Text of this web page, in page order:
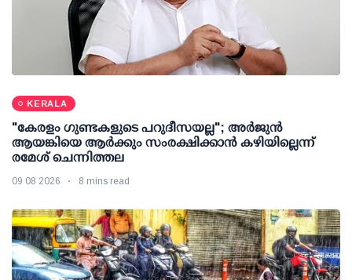
KERALA
"കേരളം ഗുണ്ടകളുടെ പറുദീസയല്ല"; അർജുൻ
ആയങ്കിയെ ആർക്കും സംരക്ഷിക്കാൻ കഴിയില്ലെന്ന്
രമേശ് ചെന്നിത്തല
09 08 2026 8 mins read